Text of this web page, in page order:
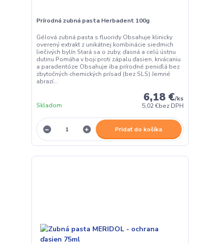
Prírodná zubná pasta Herbadent 100g
Gélová zubná pasta s fluoridy Obsahuje klinicky
overený extrakt z unikátnej kombinácie siedmich
liečivých bylín Stará sa o zuby, ďasná a celú ústnu
dutinu Pomáha v boji proti zápalu ďasien, krvácaniu
a paradentóze Obsahuje iba prírodné penidlá bez
zbytočných chemických prísad (bez SLS) Jemné
abrazí...
6,18 €/ks
5,02 €bez DPH
Skladom
Pridať do košíka